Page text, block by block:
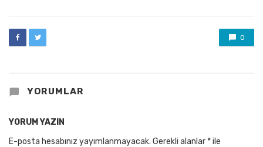
0
YORUMLAR
YORUM YAZIN
E-posta hesabınız yayımlanmayacak. Gerekli alanlar *ile